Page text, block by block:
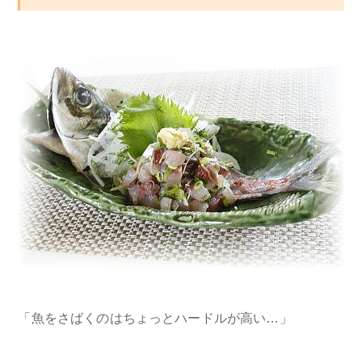
「魚をさばくのはちょっとハードルが高い…」